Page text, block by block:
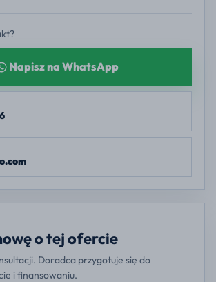
Napisz na WhatsApp
o tej ofercie
Doradca przygotuje się do
i finansowaniu.